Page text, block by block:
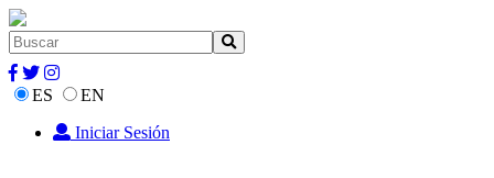
ES
EN
Iniciar Sesión